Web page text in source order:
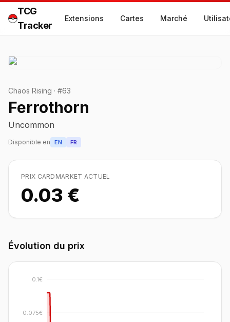
TCG
Tracker
Extensions Cartes Marché
Chaos Rising · #63
Ferrothorn
Uncommon
Disponible en EN FR
PRIX CARDMARKET ACTUEL
0.03 €
Évolution du prix
0.075€
0.1€